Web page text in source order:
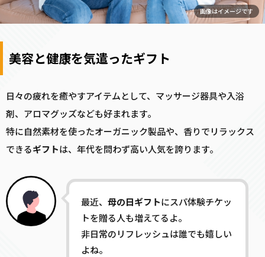
画像はイメージです
美容と健康を気遣ったギフト
日々の疲れを癒やすアイテムとして、マッサージ器具や入浴
剤、アロマグッズなども好まれます。
特に自然素材を使ったオーガニック製品や、香りでリラックス
できるギフトは、年代を問わず高い人気を誇ります。
最近、 母の日ギフトにスパ体験チケッ
トを贈る人も増えてるよ。
非日常のリフレッシュは誰でも嬉しい
よね。